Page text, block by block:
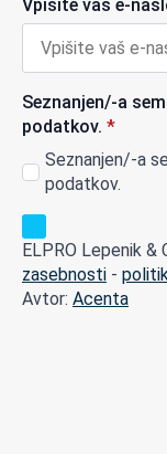
Vpišite vaš e-
Seznanjen/-a
podatkov. *
Seznanjen/-a
podatkov.
ELPRO Lepenik &
zasebnosti -
Avtor: Acenta